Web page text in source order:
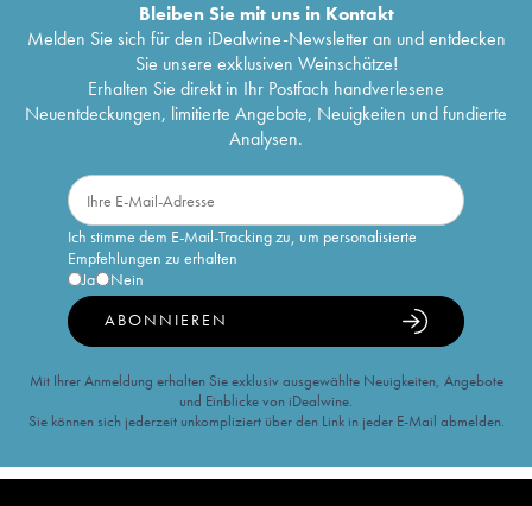
Bleiben Sie mit uns in Kontakt
Melden Sie sich für den iDealwine-Newsletter an und entdecken
Sie unsere exklusiven Weinschätze!
Erhalten Sie direkt in Ihr Postfach handverlesene
Neuentdeckungen, limitierte Angebote, Neuigkeiten und fundierte
Analysen.
Ich stimme dem E-Mail-Tracking zu, um personalisierte
Empfehlungen zu erhalten
Ja
Nein
ABONNIEREN
Mit Ihrer Anmeldung erhalten Sie exklusiv ausgewählte Neuigkeiten, Angebote
und Einblicke von iDealwine.
Sie können sich jederzeit unkompliziert über den Link in jeder E-Mail abmelden.